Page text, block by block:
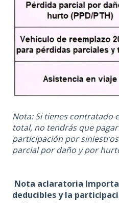
Nota: Si tienes contratado
total, no tendrás que
participación por
parcial por daño y por
Nota aclaratoria
deducibles y la